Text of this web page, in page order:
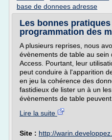
base de donnees adresse
Les bonnes
programmation des
A plusieurs reprises, nous
évènements de table au
Access. Pourtant, leur
peut conduire à l'apparition
en jeu la cohérence des
fastidieux de lister un à un
évènements de table peuvent
Lire la suite
Site : http://